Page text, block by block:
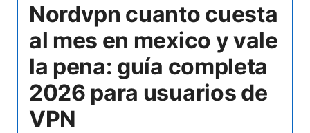
Nordvpn cuanto cuesta
al mes en mexico y vale
la pena: guía completa
2026 para usuarios de
VPN